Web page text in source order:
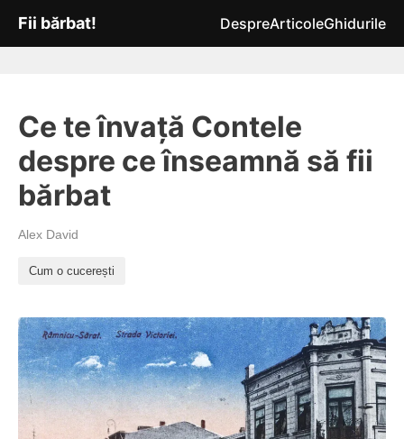
Fii bărbat! DespreArticoleGhidurile
Ce te învață Contele
despre ce înseamnă să fii
bărbat
Alex David
Cum o cucerești